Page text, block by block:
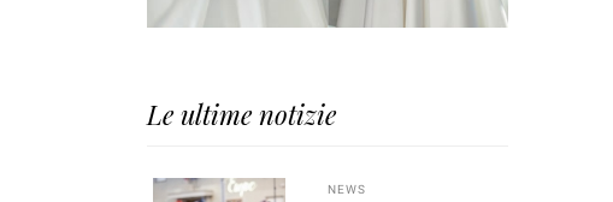
Le ultime notizie
NEWS